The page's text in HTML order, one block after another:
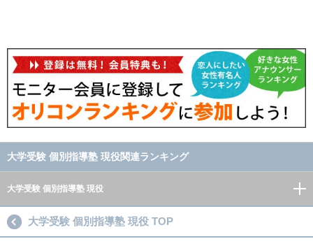
大学受験 個別指導塾 現役関連ランキング
大学受験 個別指導塾 現役
大学受験 個別指導塾 現役 TOP